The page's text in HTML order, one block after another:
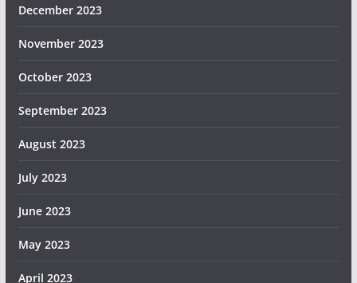
December 2023
November 2023
October 2023
September 2023
August 2023
July 2023
June 2023
May 2023
April 2023